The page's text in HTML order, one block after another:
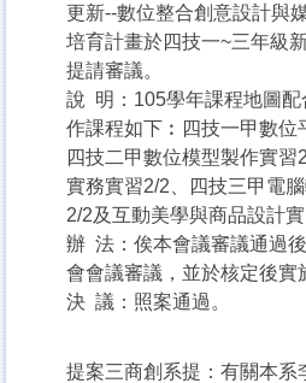
更新--數位整合創意設計與
培育計畫於四技一~三年級
提請審議。
說 明：105學年課程地圖
作課程如下︰四技一甲數位
四技二甲數位模型製作實習
實務實習2/2、四技三甲電
2/2及互動美學與商品設計實
辦 法：俟本會議審議通過
會會議審議，並於核定後實
決 議：照案通過。
提案三商創系提：有關本系